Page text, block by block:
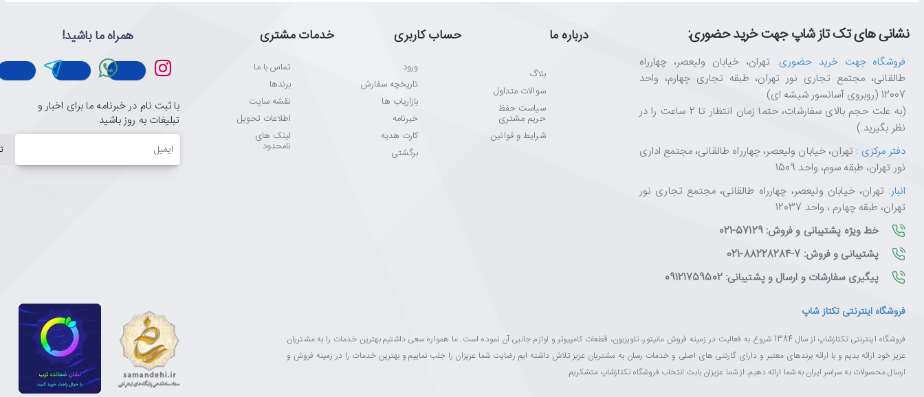
نشانی های تک تاز شاپ جهت خرید حضوری:
فروشگاه جهت خرید حضوری: تهران، خیابان ولیعصر، چهارراه
طالقانی، مجتمع تجاری نور تهران، طبقه تجاری چهارم، واحد
12007 (روبروی آسانسور شیشه ای)
(به علت حجم بالای سفارشات، حتما زمان انتظار تا 2 ساعت را در
نظر بگیرید.)
دفتر مرکزی : تهران، خیابان ولیعصر، چهارراه طالقانی، مجتمع اداری
نور تهران، طبقه سوم، واحد 1509
انبار: تهران، خیابان ولیعصر، چهارراه طالقانی، مجتمع تجاری نور
تهران، طبقه چهارم ، واحد 12037
خط ویژه پشتیبانی و فروش: 57129-021
پشتیبانی و فروش: 7-88228284-021
پیگیری سفارشات و ارسال و پشتیبانی: 09121759502
درباره ما
بلاگ
سوالات متداول
سیاست حفظ
حریم مشتری
شرایط و قوانین
حساب کاربری
ورود
تاریخچه سفارش
بازاریاب ها
خبرنامه
کارت هدیه
برگشتی
خدمات مشتری
تماس با ما
برندها
نقشه سایت
اطلاعات تحویل
لینک های
نامحدود
همراه ما باشید!
با ثبت نام در خبرنامه ما برای اخبار و
تبلیغات به روز باشید
ایمیل
فروشگاه اینترنتی تکتاز شاپ
فروشگاه اینترنتی تکتازشاپ از سال 1384 شروع به فعالیت در زمینه فروش مانیتور، تلویزیون، قطعات کامپیوتر و لوازم جانبی آن نموده است. ما همواره سعی داشتیم بهترین خدمات را به مشتریان
عزیز خود ارائه بدیم و با ارائه برندهای معتبر و دارای گارنتی های اصلی و خدمات رسان به مشتریان عزیز تلاش داشته ایم رضایت شما عزیزان را جلب نماییم و بهترین خدمات را در زمینه فروش و
ارسال محصولات به سراسر ایران به شما ارائه دهیم. از شما عزیزان بابت انتخاب فروشگاه تکتازشاپ متشکریم.